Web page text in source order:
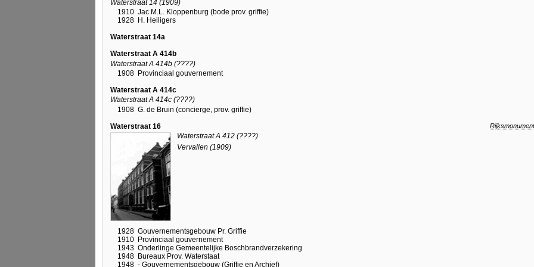
Waterstraat 14 (1909)
1910 Jac.M.L. Kloppenburg (bode prov. griffie)
1928 H. Heiligers
Waterstraat 14a
Waterstraat A 414b
Waterstraat A 414b (????)
1908 Provinciaal gouvernement
Waterstraat A 414c
Waterstraat A 414c (????)
1908 G. de Bruin (concierge, prov. griffie)
Waterstraat 16
Rijksmonument
Waterstraat A 412 (????)
Vervallen (1909)
1928 Gouvernementsgebouw Pr. Griffie
1910 Provinciaal gouvernement
1943 Onderlinge Gemeentelijke Boschbrandverzekering
1948 Bureaux Prov. Waterstaat
1948 - Gouvernementsgebouw (Griffie en Archief)